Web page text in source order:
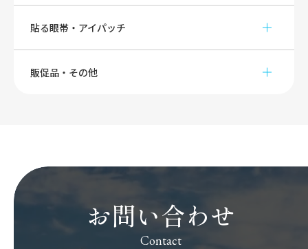
貼る眼帯・アイパッチ
販促品・その他
お問い合わせ
Contact